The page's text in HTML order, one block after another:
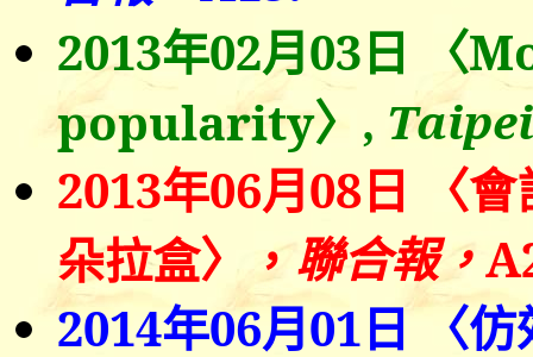
2013年02月03日 〈
popularity〉 ,
2013年06月08日 〈會
朵拉盒〉 ，聯合報，
2014年06月01日 〈